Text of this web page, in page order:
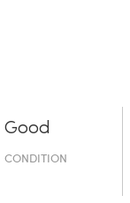
Good
CONDITION